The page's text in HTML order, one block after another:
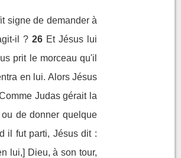
signe de demander à
il ? 26 Et Jésus lui
prit le morceau qu'il
en lui. Alors Jésus
Judas gérait la
de donner quelque
il fut parti, Jésus dit :
lui,] Dieu, à son tour,